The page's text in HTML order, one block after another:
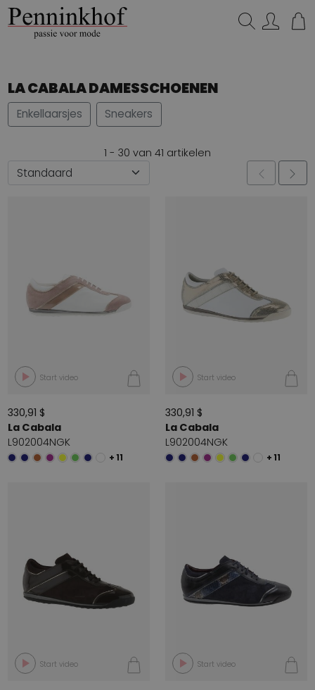
LA CABALA DAMESSCHOENEN
Enkellaarsjes Sneakers
1 - 30 van 41 artikelen
Start video
330,91 $
La Cabala
L902004NGK
+ 11
Start video
330,91 $
La Cabala
L902004NGK
+ 11
Start video Start video